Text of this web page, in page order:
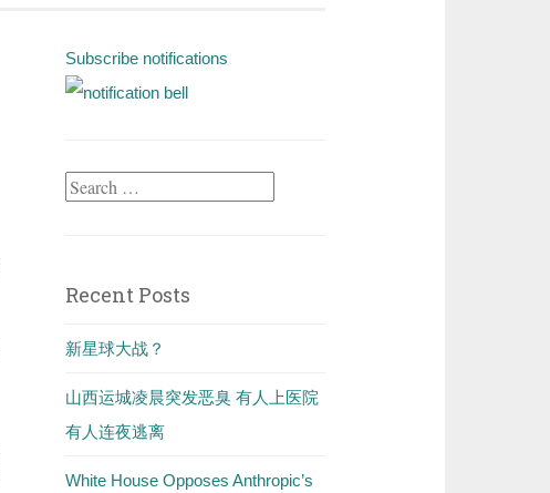
Subscribe notifications
Search
Recent Posts
新星球大战？
山西运城凌晨突发恶臭 有人上医院
有人连夜逃离
White House Opposes Anthropic’s